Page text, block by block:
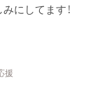
にしてます！
援